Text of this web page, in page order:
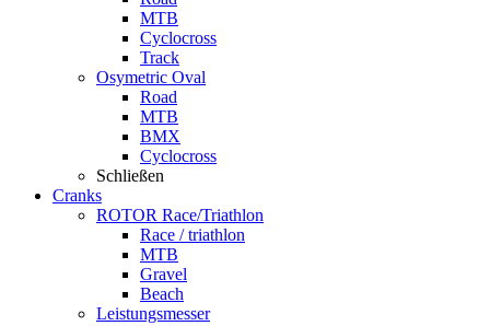
MTB
Cyclocross
Track
Osymetric Oval
Road
MTB
BMX
Cyclocross
Schließen
Cranks
ROTOR Race/Triathlon
Race / triathlon
MTB
Gravel
Beach
Leistungsmesser